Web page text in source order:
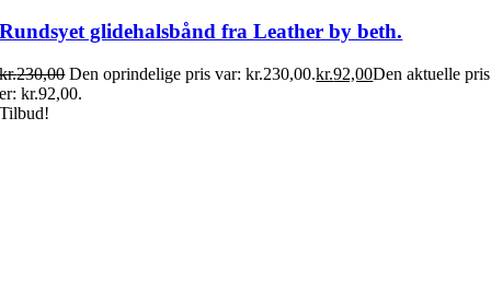
Rundsyet glidehalsbånd fra Leather by beth.
kr.230,00 Den oprindelige pris var: kr.230,00.kr.92,00Den aktuelle pris
er: kr.92,00.
Tilbud!